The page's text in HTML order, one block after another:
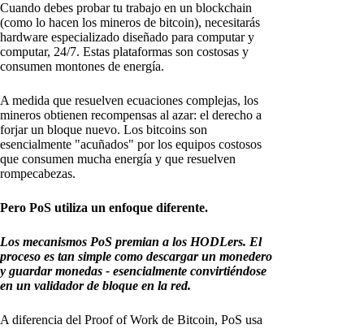
Cuando debes probar tu trabajo en un blockchain
(como lo hacen los mineros de bitcoin), necesitarás
hardware especializado diseñado para computar y
computar, 24/7. Estas plataformas son costosas y
consumen montones de energía.
A medida que resuelven ecuaciones complejas, los
mineros obtienen recompensas al azar: el derecho a
forjar un bloque nuevo. Los bitcoins son
esencialmente "acuñados" por los equipos costosos
que consumen mucha energía y que resuelven
rompecabezas.
Pero PoS utiliza un enfoque diferente.
Los mecanismos PoS premian a los HODLers. El
proceso es tan simple como descargar un monedero
y guardar monedas - esencialmente convirtiéndose
en un validador de bloque en la red.
A diferencia del Proof of Work de Bitcoin, PoS usa